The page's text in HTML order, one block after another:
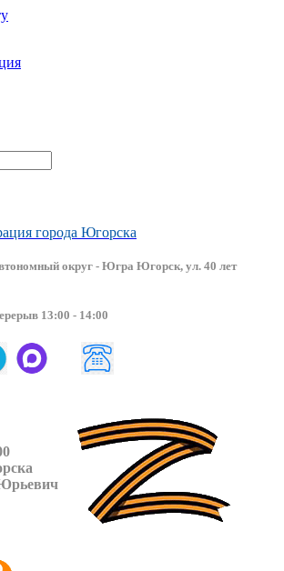
города Югорска
мный округ - Югра Югорск, ул. 40 лет
13:00 - 14:00